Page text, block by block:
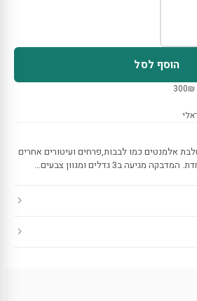
הוסף לסל
אלמנטים כמו לבבות,פרחים ועיטורים אחרים
ב3 גדלים ומגוון צבעים…